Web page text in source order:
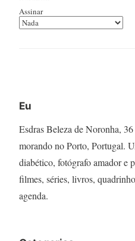
Assinar
Eu
Esdras Beleza de Noronha,
morando no Porto, Portugal.
diabético, fotógrafo amador e
filmes, séries, livros,
agenda.